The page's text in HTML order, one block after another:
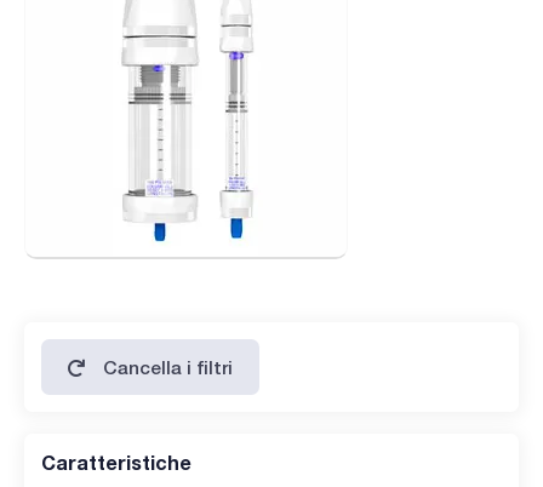
Cancella i filtri
Caratteristiche